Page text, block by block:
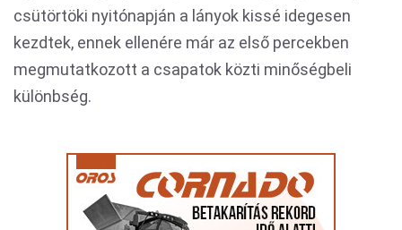
csütörtöki nyitónapján a lányok kissé idegesen
kezdtek, ennek ellenére már az első percekben
megmutatkozott a csapatok közti minőségbeli
különbség.